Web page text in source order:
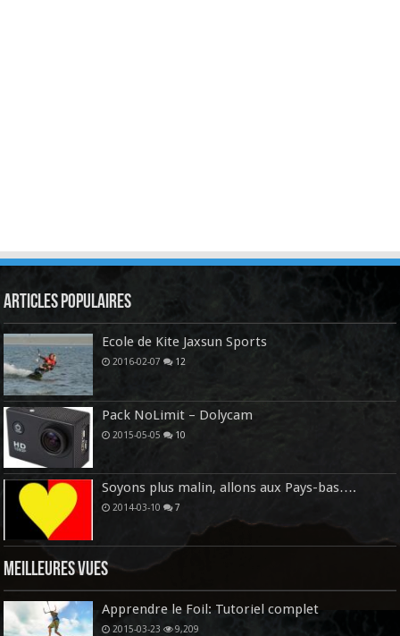
Articles Populaires
Ecole de Kite Jaxsun Sports
2016-02-07 12
Pack NoLimit – Dolycam
2015-05-05 10
Soyons plus malin, allons aux Pays-bas….
2014-03-10 7
Meilleures vues
Apprendre le Foil: Tutoriel complet
2015-03-23 9,209